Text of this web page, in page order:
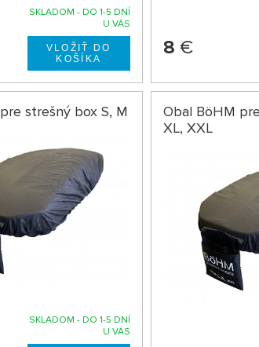
SKLADOM - DO 1-5 DNÍ
U VÁS
8 €
strešný box S, M
SKLADOM - DO 1-5 DNÍ
U VÁS
Obal BöHM
XL, XXL